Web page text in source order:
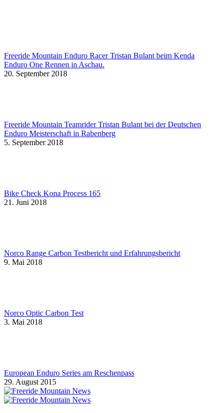
Freeride Mountain Enduro Racer Tristan Bulant beim Kenda
Enduro One Rennen in Aschau.
20. September 2018
Freeride Mountain Teamrider Tristan Bulant bei der Deutschen
Enduro Meisterschaft in Rabenberg
5. September 2018
Bike Check Kona Process 165
21. Juni 2018
Norco Range Carbon Testbericht und Erfahrungsbericht
9. Mai 2018
Norco Optic Carbon Test
3. Mai 2018
European Enduro Series am Reschenpass
29. August 2015